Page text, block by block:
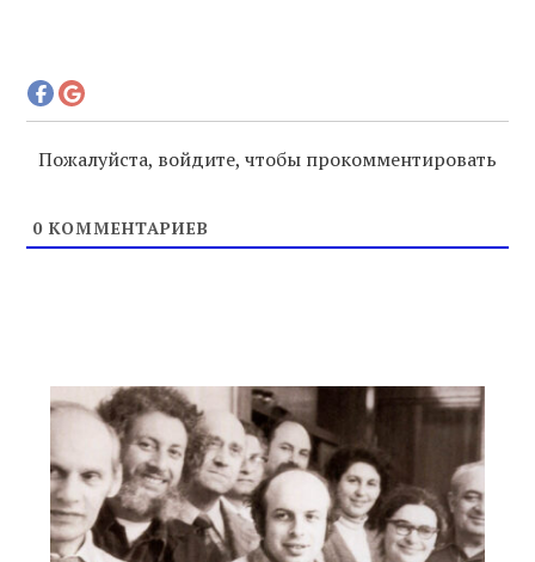
Пожалуйста, войдите, чтобы прокомментировать
0 КОММЕНТАРИЕВ